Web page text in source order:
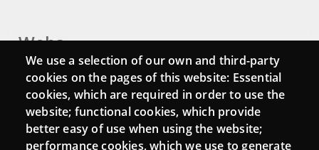
Webs
Login
Mattermost Punt TIC
Moodle CampusLab
We use a selection of our own and third-party
cookies on the pages of this website: Essential
cookies, which are required in order to use the
website; functional cookies, which provide
better easy of use when using the website;
performance cookies, which we use to generate